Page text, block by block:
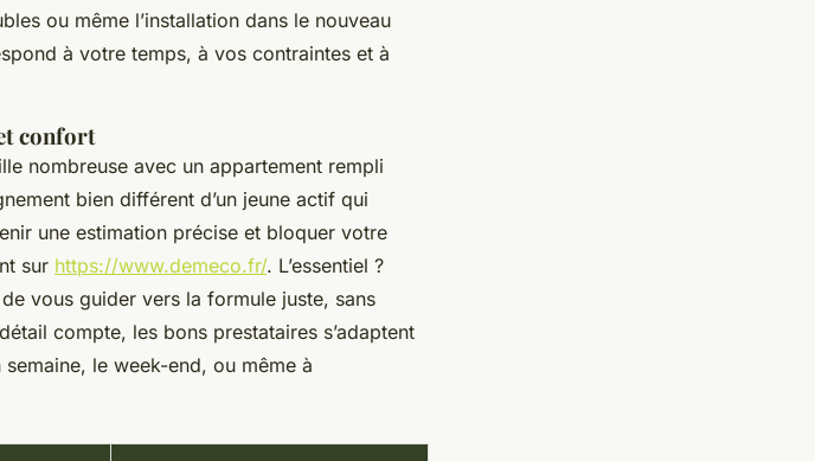
ou même l’installation dans le nouveau
à votre temps, à vos contraintes et à
confort
nombreuse avec un appartement rempli
bien différent d’un jeune actif qui
une estimation précise et bloquer votre
sur https://www.demeco.fr/. L’essentiel ?
vous guider vers la formule juste, sans
compte, les bons prestataires s’adaptent
le week-end, ou même à